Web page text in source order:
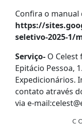
Confira o
https://
seletivo-2025-1/
Serviço-O Celest
Epitácio Pessoa,
Expedicionários.
contato através
via e-